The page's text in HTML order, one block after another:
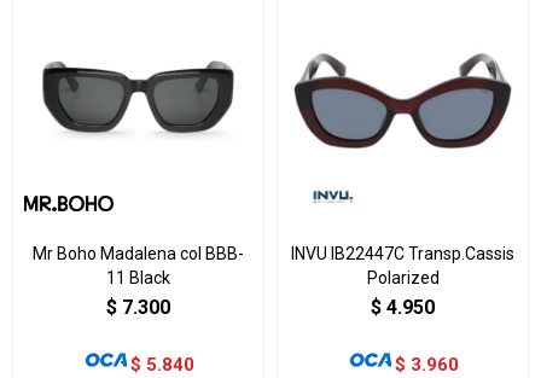
Mr Boho Madalena col BBB-
11 Black
$ 7.300
$ 5.840
INVU IB22447C Transp.Cassis
Polarized
$ 4.950
$ 3.960